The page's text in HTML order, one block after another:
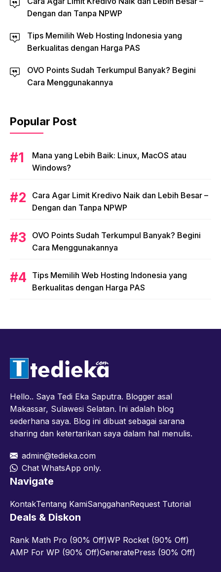
Dengan dan Tanpa NPWP
Tips Memilih Web Hosting Indonesia yang
Berkualitas dengan Harga PAS
OVO Points Sudah Terkumpul Banyak? Begini
Cara Menggunakannya
Popular Post
Mana yang Lebih Baik: Linux, MacOS atau
Windows?
Cara Agar Limit Kredivo Naik dan Lebih Besar –
Dengan dan Tanpa NPWP
OVO Points Sudah Terkumpul Banyak? Begini
Cara Menggunakannya
Tips Memilih Web Hosting Indonesia yang
Berkualitas dengan Harga PAS
Hello.. Saya Tedi Eka Saputra. Blogger asal
Makassar, Sulawesi Selatan. Ini adalah blog
sederhana saya. Blog ini dibuat sebagai sarana
sharing dan ketertarikan saya dalam hal menulis.
admin@tedieka.com
Chat WhatsApp only.
Navigate
KontakTentang KamiSanggahanRequest Tutorial
Deals & Diskon
Rank Math Pro (90% Off)WP Rocket (90% Off)
AMP For WP (90% Off)GeneratePress (90% Off)